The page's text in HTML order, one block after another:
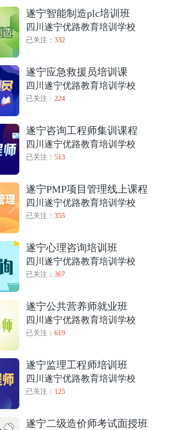
遂宁智能制造plc培训班
四川遂宁优路教育培训学校
已关注： 332
遂宁应急救援员培训课
四川遂宁优路教育培训学校
已关注： 224
遂宁咨询工程师集训课程
四川遂宁优路教育培训学校
已关注： 513
遂宁PMP项目管理线上课程
四川遂宁优路教育培训学校
已关注： 355
遂宁心理咨询培训班
四川遂宁优路教育培训学校
已关注： 367
遂宁公共营养师就业班
四川遂宁优路教育培训学校
已关注： 619
遂宁监理工程师培训班
四川遂宁优路教育培训学校
已关注： 125
遂宁二级造价师考试面授班